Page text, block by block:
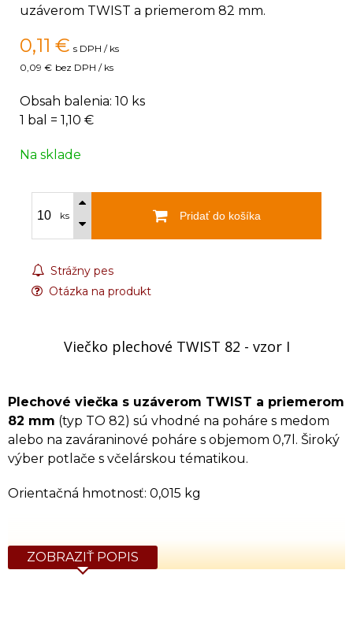
uzáverom TWIST a priemerom 82 mm.
0,11 € s DPH / ks
0,09 € bez DPH / ks
Obsah balenia: 10 ks
1 bal = 1,10 €
Na sklade
ks Pridať do košíka
Strážny pes
Otázka na produkt
Viečko plechové TWIST 82 - vzor I
Plechové viečka s uzáverom TWIST a priemerom
82 mm (typ TO 82) sú vhodné na poháre s medom
alebo na zaváraninové poháre s objemom 0,7l. Široký
výber potlače s včelárskou tématikou.
Orientačná hmotnosť: 0,015 kg
ZOBRAZIŤ POPIS